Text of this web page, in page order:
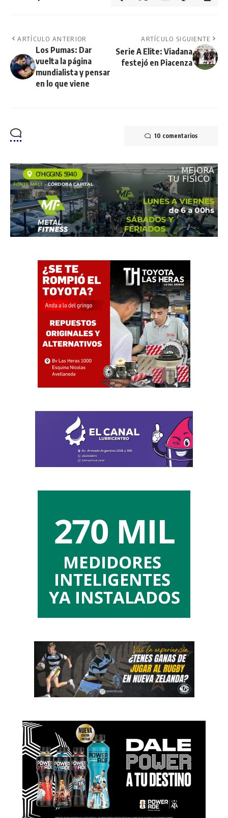
ARTÍCULO ANTERIOR
Los Pumas: Dar
vuelta la página
mundialista y pensar
en lo que viene
ARTÍCULO SIGUIENTE
Serie A Elite: Viadana
festejó en Piacenza
10 comentarios